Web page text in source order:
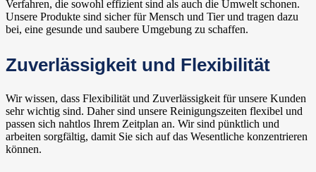
Verfahren, die sowohl effizient sind als auch die Umwelt schonen.
Unsere Produkte sind sicher für Mensch und Tier und tragen dazu
bei, eine gesunde und saubere Umgebung zu schaffen.
Zuverlässigkeit und Flexibilität
Wir wissen, dass Flexibilität und Zuverlässigkeit für unsere Kunden
sehr wichtig sind. Daher sind unsere Reinigungszeiten flexibel und
passen sich nahtlos Ihrem Zeitplan an. Wir sind pünktlich und
arbeiten sorgfältig, damit Sie sich auf das Wesentliche konzentrieren
können.